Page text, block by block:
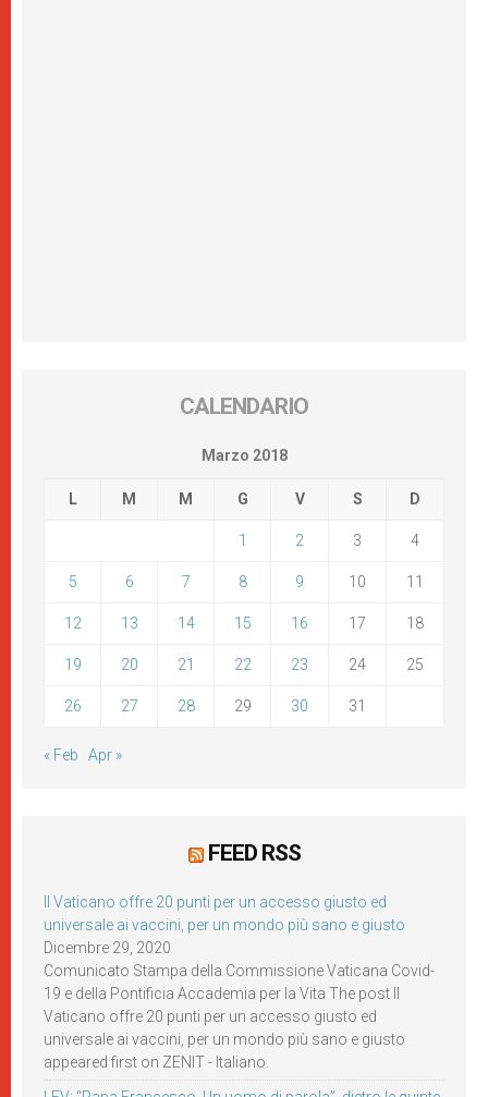
CALENDARIO
Marzo 2018
L M M G V S D
1 2 3 4
5 6 7 8 9 10 11
12 13 14 15 16 17 18
19 20 21 22 23 24 25
26 27 28 29 30 31
« Feb Apr »
FEED RSS
Il Vaticano offre 20 punti per un accesso giusto ed
universale ai vaccini, per un mondo più sano e giusto
Dicembre 29, 2020
Comunicato Stampa della Commissione Vaticana Covid-
19 e della Pontificia Accademia per la Vita The post Il
Vaticano offre 20 punti per un accesso giusto ed
universale ai vaccini, per un mondo più sano e giusto
appeared first on ZENIT - Italiano.